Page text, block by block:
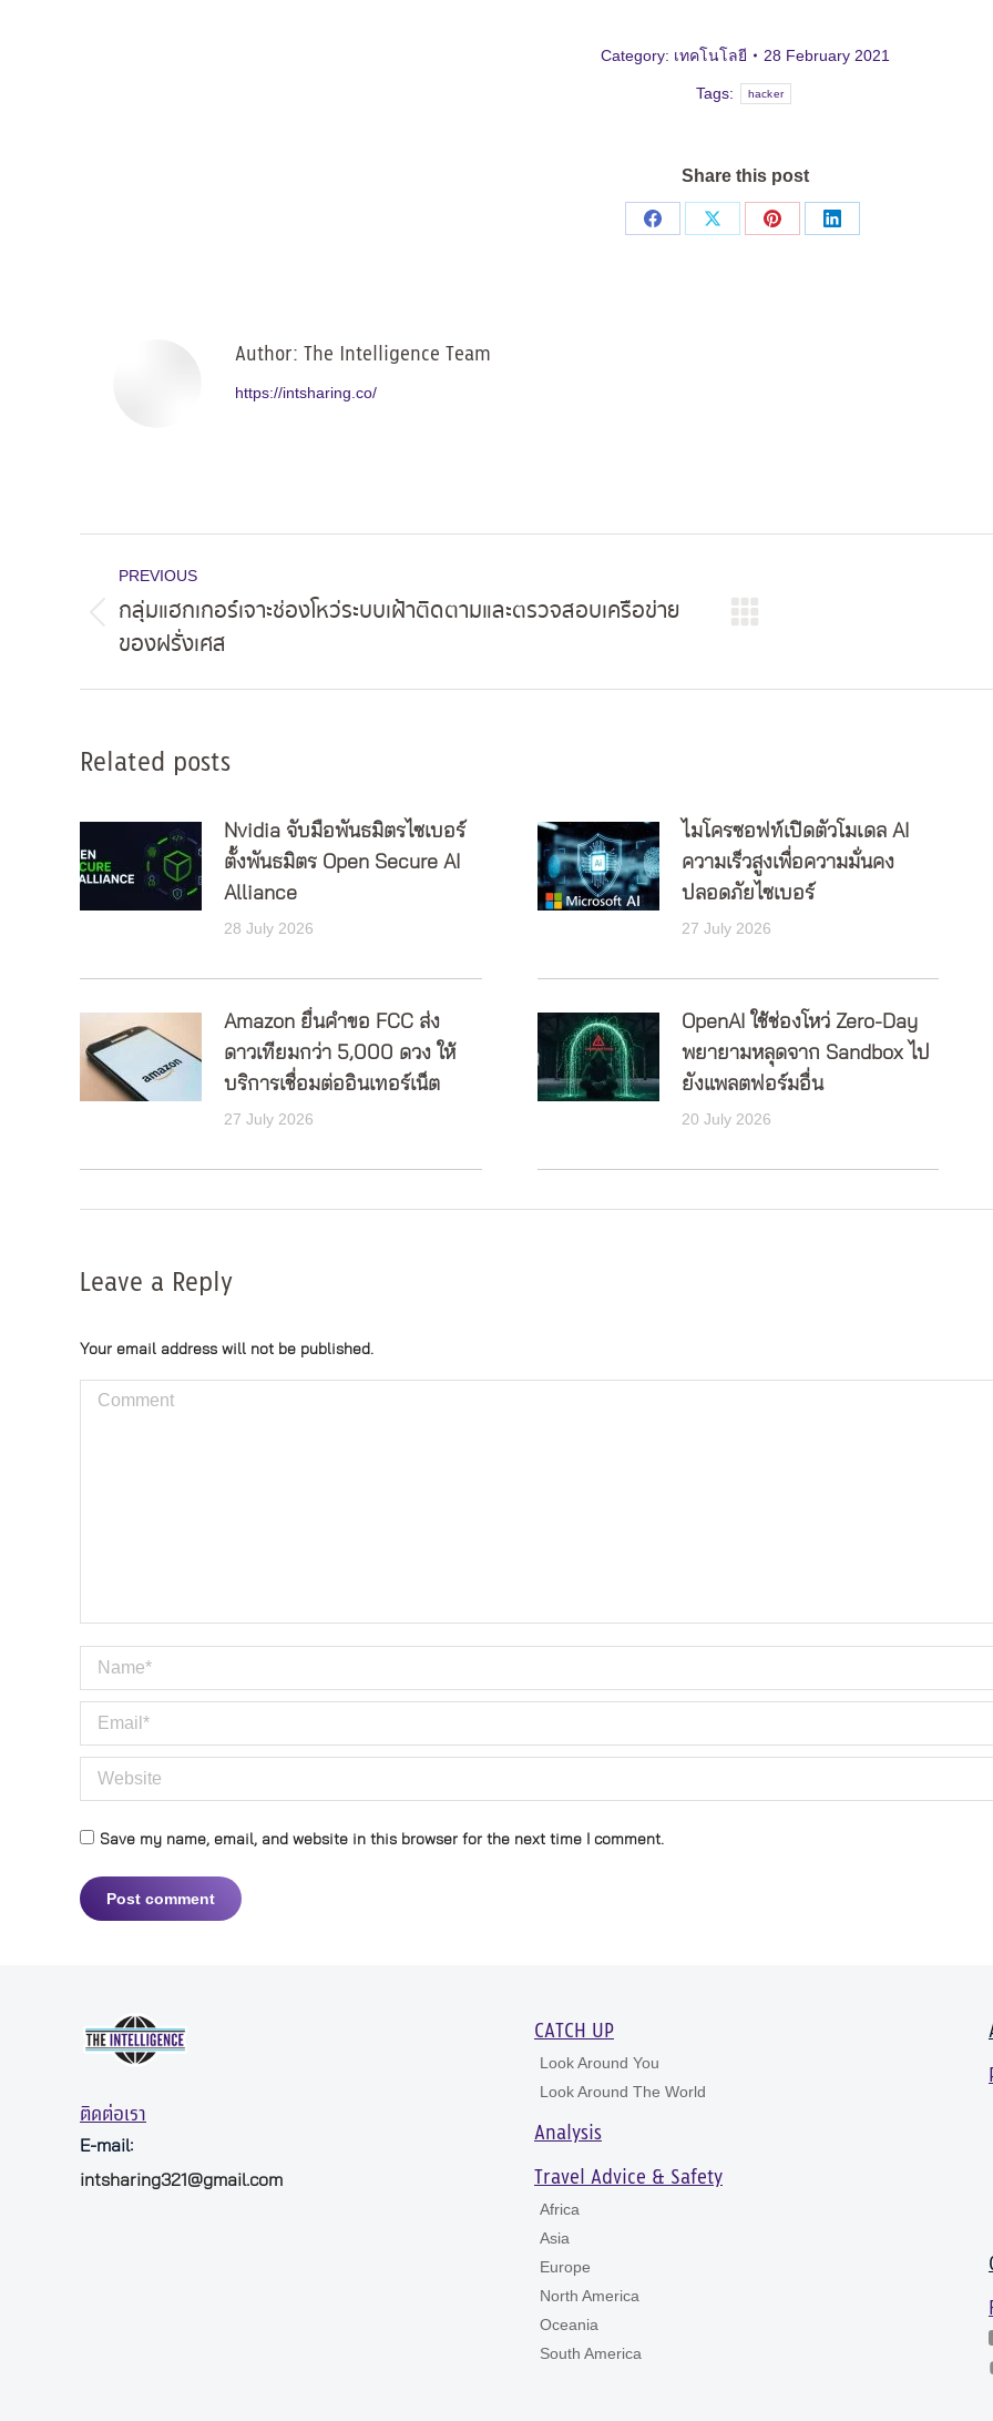
Category: เทคโนโลยี 28 February 2021
Tags: hacker
Share this post
Share
Share
Share
Share
Author: The Intelligence Team
https://intsharing.co/
navigation
PREVIOUS
Previous
post:
กลุ่มแฮกเกอร์เจาะช่องโหว่ระบบเฝ้าติดตามและตรวจสอบเครือข่าย
ของฝรั่งเศส
Related posts
Nvidia จับมือพันธมิตรไซเบอร์
ตั้งพันธมิตร Open Secure AI
Alliance
28 July 2026
ไมโครซอฟท์เปิดตัวโมเดล AI
ความเร็วสูงเพื่อความมั่นคง
ปลอดภัยไซเบอร์
27 July 2026
Amazon ยื่นคำขอ FCC ส่ง
ดาวเทียมกว่า 5,000 ดวง ให้
บริการเชื่อมต่ออินเทอร์เน็ต
27 July 2026
OpenAI ใช้ช่องโหว่ Zero-Day
พยายามหลุดจาก Sandbox ไป
ยังแพลตฟอร์มอื่น
20 July 2026
Leave a Reply
Your email address will not be published.
Comment
Name *
Email *
Website
Save my name, email, and website in this browser for the next time I comment.
Post comment
ติดต่อเรา
E-mail:
intsharing321@gmail.com
CATCH UP
Look Around You
Look Around The World
Analysis
Travel Advice & Safety
Africa
Asia
Europe
North America
Oceania
South America